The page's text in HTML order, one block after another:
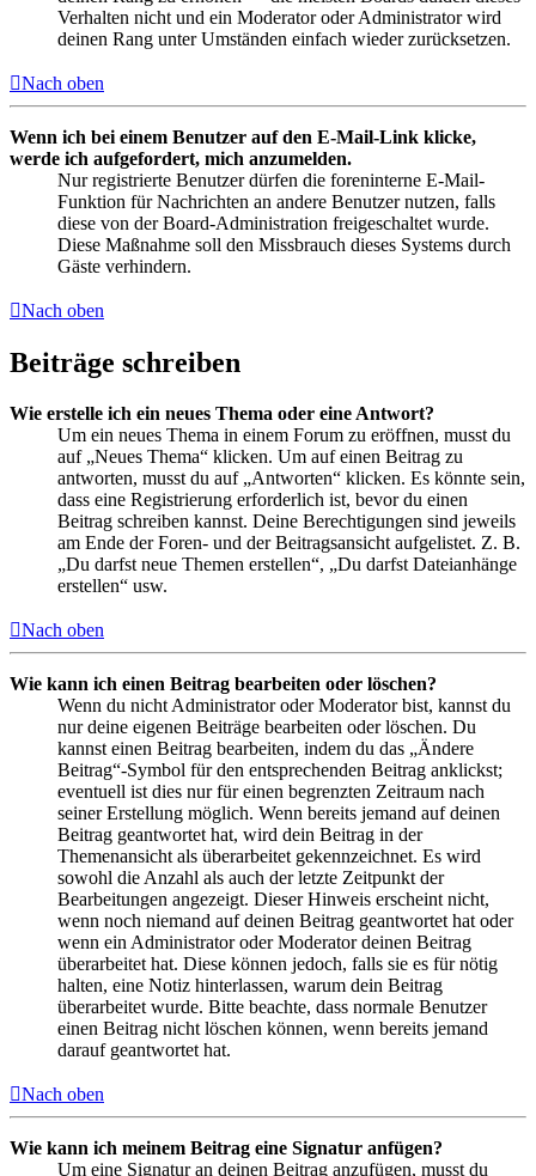
Verhalten nicht und ein Moderator oder Administrator wird
deinen Rang unter Umständen einfach wieder zurücksetzen.
Nach oben
Wenn ich bei einem Benutzer auf den E-Mail-Link klicke,
werde ich aufgefordert, mich anzumelden.
Nur registrierte Benutzer dürfen die foreninterne E-Mail-
Funktion für Nachrichten an andere Benutzer nutzen, falls
diese von der Board-Administration freigeschaltet wurde.
Diese Maßnahme soll den Missbrauch dieses Systems durch
Gäste verhindern.
Nach oben
Beiträge schreiben
Wie erstelle ich ein neues Thema oder eine Antwort?
Um ein neues Thema in einem Forum zu eröffnen, musst du
auf „Neues Thema“ klicken. Um auf einen Beitrag zu
antworten, musst du auf „Antworten“ klicken. Es könnte sein,
dass eine Registrierung erforderlich ist, bevor du einen
Beitrag schreiben kannst. Deine Berechtigungen sind jeweils
am Ende der Foren- und der Beitragsansicht aufgelistet. Z. B.
„Du darfst neue Themen erstellen“, „Du darfst Dateianhänge
erstellen“ usw.
Nach oben
Wie kann ich einen Beitrag bearbeiten oder löschen?
Wenn du nicht Administrator oder Moderator bist, kannst du
nur deine eigenen Beiträge bearbeiten oder löschen. Du
kannst einen Beitrag bearbeiten, indem du das „Ändere
Beitrag“-Symbol für den entsprechenden Beitrag anklickst;
eventuell ist dies nur für einen begrenzten Zeitraum nach
seiner Erstellung möglich. Wenn bereits jemand auf deinen
Beitrag geantwortet hat, wird dein Beitrag in der
Themenansicht als überarbeitet gekennzeichnet. Es wird
sowohl die Anzahl als auch der letzte Zeitpunkt der
Bearbeitungen angezeigt. Dieser Hinweis erscheint nicht,
wenn noch niemand auf deinen Beitrag geantwortet hat oder
wenn ein Administrator oder Moderator deinen Beitrag
überarbeitet hat. Diese können jedoch, falls sie es für nötig
halten, eine Notiz hinterlassen, warum dein Beitrag
überarbeitet wurde. Bitte beachte, dass normale Benutzer
einen Beitrag nicht löschen können, wenn bereits jemand
darauf geantwortet hat.
Nach oben
Wie kann ich meinem Beitrag eine Signatur anfügen?
Um eine Signatur an deinen Beitrag anzufügen, musst du